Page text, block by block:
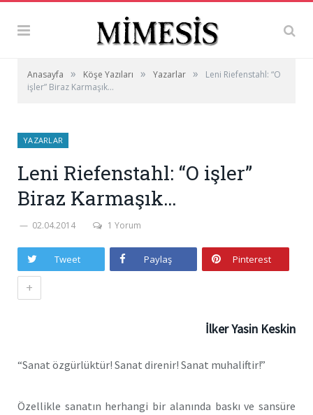
Anasayfa » Köşe Yazıları » Yazarlar »
Leni Riefenstahl: “O
işler” Biraz Karmaşık…
YAZARLAR
Leni Riefenstahl: “O işler”
Biraz Karmaşık…
02.04.2014 1 Yorum
Tweet Paylaş Pinterest
+
İlker Yasin Keskin
“Sanat özgürlüktür! Sanat direnir! Sanat muhaliftir!”
Özellikle sanatın herhangi bir alanında baskı ve sansüre